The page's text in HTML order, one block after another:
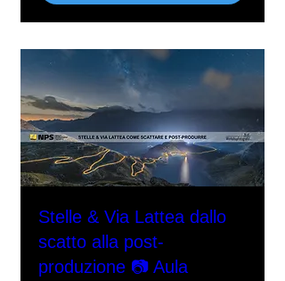
Stelle & Via Lattea dallo
scatto alla post-
produzione 📷 Aula